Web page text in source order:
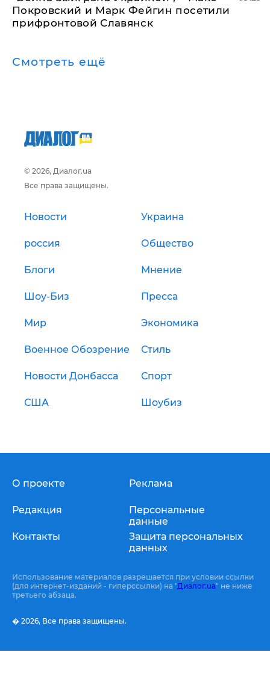
Покровский и Марк Фейгин посетили
прифронтовой Славянск
Смотреть ещё
© 2026, Диалог.ua
Все права защищены.
Новости Украина
россия Общество
Блоги Мнение
Шоу-Биз Пресса
Мир Экономика
Военное Обозрение Стиль
Новости Донбасса Спорт
США Шоубиз
О проекте
Редакция
Контакты
Реклама
Персональные
данные
Защита персональных
данных
Использование материалов разрешается при условии ссылки
(для интернет-изданий - гиперссылки) на "Диалог.ua" не ниже
третьего абзаца.
� 2026, Все права защищены.